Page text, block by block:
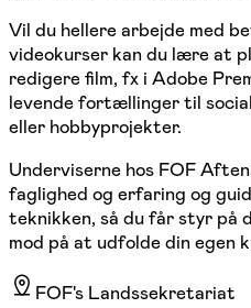
Vil du hellere arbejde med
videokurser kan du lære at
redigere film, fx i Adobe
levende fortællinger til
eller hobbyprojekter.
Underviserne hos FOF
faglighed og erfaring og
teknikken, så du får styr på
mod på at udfolde din egen
FOF's Landssekretariat